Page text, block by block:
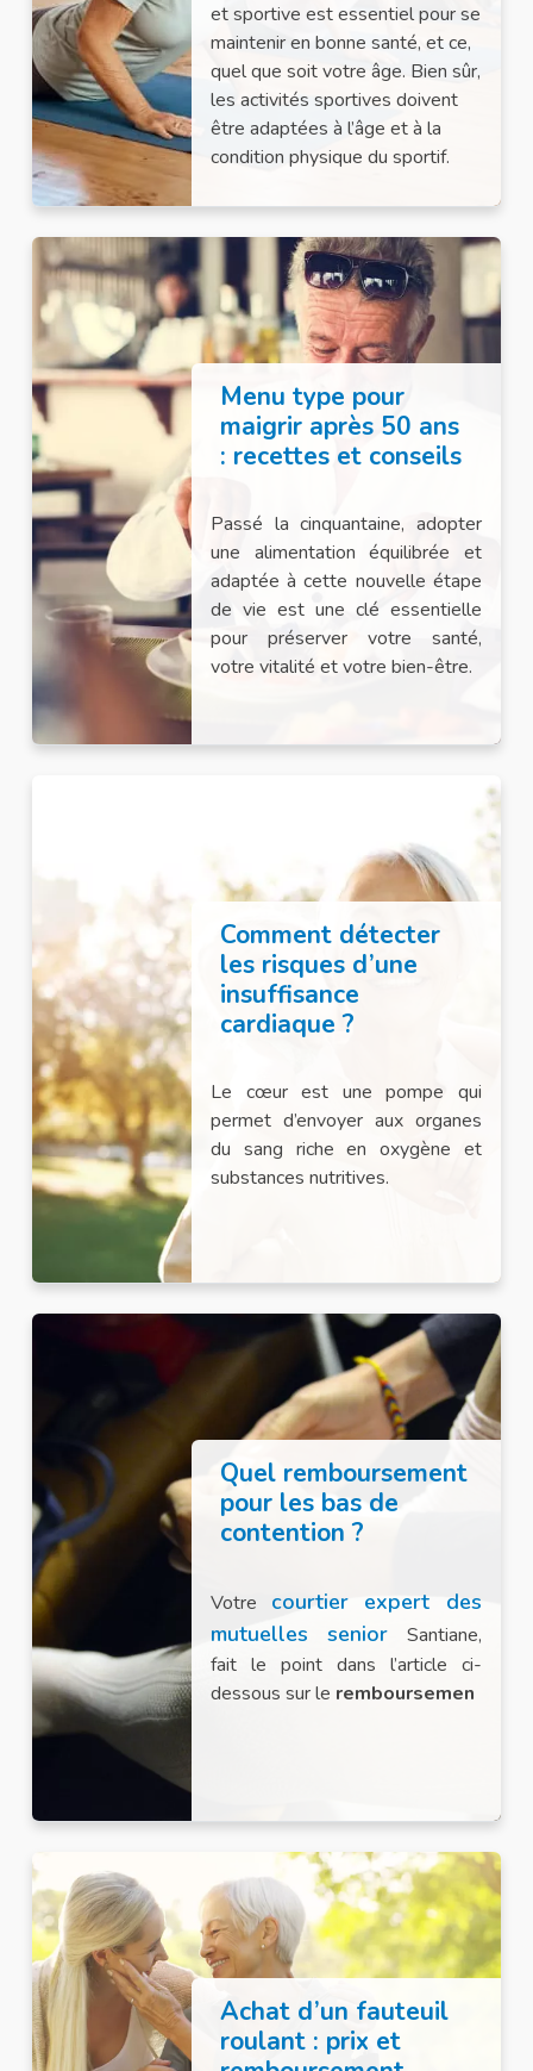
et sportive est essentiel pour se
maintenir en bonne santé, et ce,
quel que soit votre âge. Bien sûr,
les activités sportives doivent
être adaptées à l’âge et à la
condition physique du sportif.
Menu type pour
maigrir après 50 ans
: recettes et conseils
Passé la cinquantaine, adopter
une alimentation équilibrée et
adaptée à cette nouvelle étape
de vie est une clé essentielle
pour préserver votre santé,
votre vitalité et votre bien-être.
Comment détecter
les risques d’une
insuffisance
cardiaque ?
Le cœur est une pompe qui
permet d’envoyer aux organes
du sang riche en oxygène et
substances nutritives.
Quel remboursement
pour les bas de
contention ?
Votre courtier expert des
mutuelles senior Santiane,
fait le point dans l’article ci-
dessous sur le remboursemen
Achat d’un fauteuil
roulant : prix et